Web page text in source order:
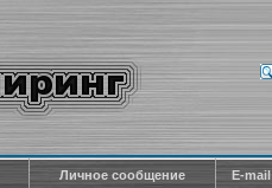
Личное сообщение E-